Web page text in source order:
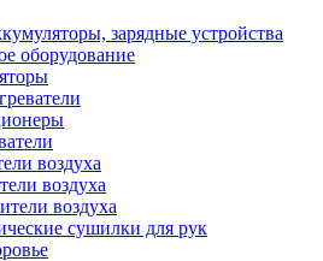
зарядные устройства
оборудование
воздуха
воздуха
воздуха
сушилки для рук